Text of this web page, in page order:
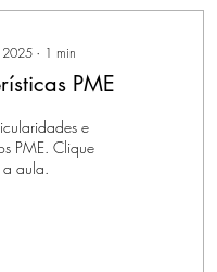
∙ 1 min
PME
e
Clique
a aula.